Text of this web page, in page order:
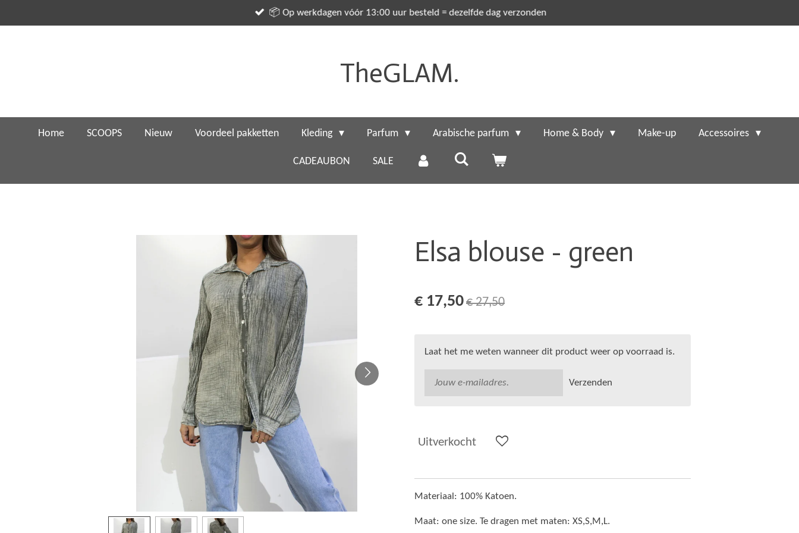
direct
📦 Op werkdagen vóór 13:00 uur besteld = dezelfde dag verzonden
TheGLAM.
Home SCOOPS Nieuw Voordeel pakketten Kleding Parfum Arabische parfum Home & Body Make-up Accessoires
CADEAUBON SALE
Elsa blouse - green
€ 17,50€ 27,50
Laat het me weten wanneer dit product weer op voorraad is.
Verzenden
Uitverkocht
Materiaal: 100% Katoen.
Maat: one size. Te dragen met maten: XS,S,M,L.